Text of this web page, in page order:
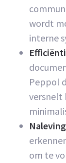
wordt
interne
Peppol
versnelt
Naleving
om te